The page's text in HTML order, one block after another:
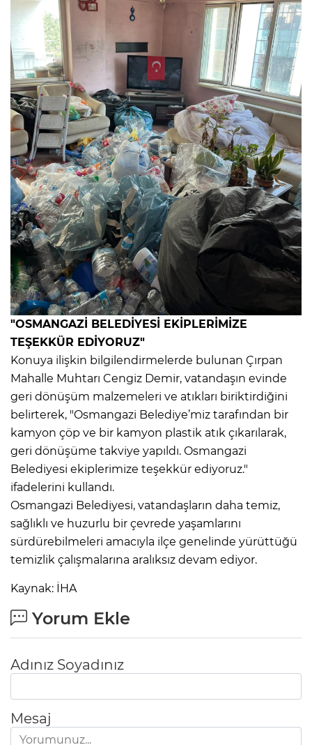
"OSMANGAZİ BELEDİYESİ EKİPLERİMİZE
TEŞEKKÜR EDİYORUZ"
Konuya ilişkin bilgilendirmelerde bulunan Çırpan
Mahalle Muhtarı Cengiz Demir, vatandaşın evinde
geri dönüşüm malzemeleri ve atıkları biriktirdiğini
belirterek, "Osmangazi Belediye’miz tarafından bir
kamyon çöp ve bir kamyon plastik atık çıkarılarak,
geri dönüşüme takviye yapıldı. Osmangazi
Belediyesi ekiplerimize teşekkür ediyoruz."
ifadelerini kullandı.
Osmangazi Belediyesi, vatandaşların daha temiz,
sağlıklı ve huzurlu bir çevrede yaşamlarını
sürdürebilmeleri amacıyla ilçe genelinde yürüttüğü
temizlik çalışmalarına aralıksız devam ediyor.
Kaynak: İHA
Yorum Ekle
Adınız Soyadınız
Mesaj